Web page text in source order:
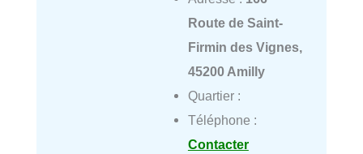
Route de Saint-
Firmin des Vignes,
45200 Amilly
Quartier :
Téléphone :
Contacter